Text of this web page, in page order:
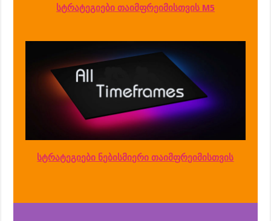
სტრატეგიები თაიმფრეიმისთვის M5
სტრატეგიები ნებისმიერი თაიმფრეიმისთვის